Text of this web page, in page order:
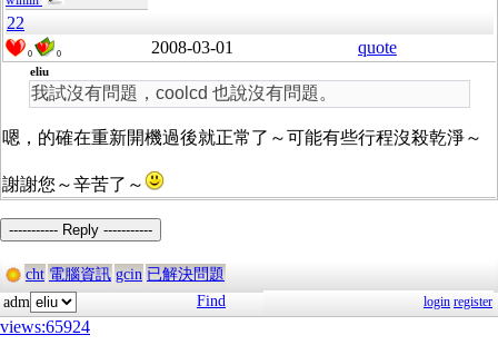
22
0 0 2008-03-01 quote
eliu
我試沒有問題，coolcd 也說沒有問題。
嗯，的確在重新開機過後就正常了～可能有些行程沒殺乾淨～
謝謝您～辛苦了～
----------- Reply -----------
cht 電腦資訊 gcin 已解決問題
adm
Find login register
views:65924